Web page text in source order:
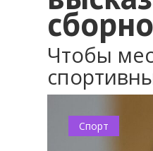
Чтобы
Спорт